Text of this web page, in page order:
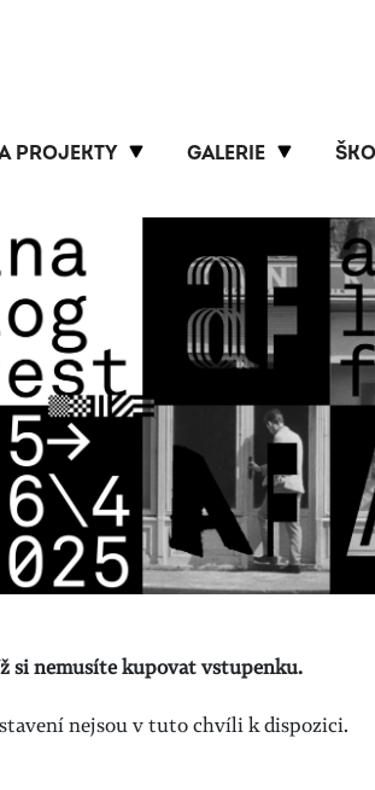
PROJEKTY GALERIE
si nemusíte kupovat vstupenku.
nejsou v tuto chvíli k dispozici.